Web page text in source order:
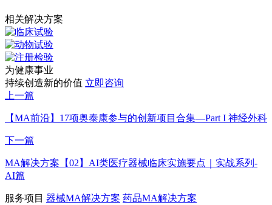
相关解决方案
为健康事业
持续创造新的价值 立即咨询
上一篇
【MA前沿】17项奥泰康参与的创新项目合集—Part I 神经外科
下一篇
MA解决方案【02】AI类医疗器械临床实施要点｜实战系列-
AI篇
服务项目 器械MA解决方案 药品MA解决方案